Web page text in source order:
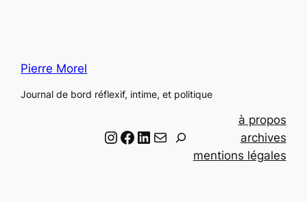
Pierre Morel
Journal de bord réflexif, intime, et politique
Instagram Facebook LinkedIn Email
à propos
archives
mentions légales